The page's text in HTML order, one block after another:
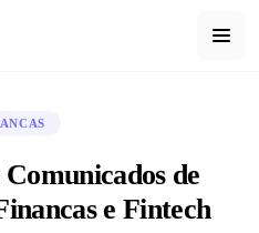
de
e Fintech